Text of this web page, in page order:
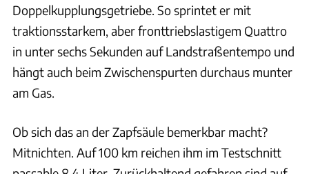
Doppelkupplungsgetriebe. So sprintet er mit
traktionsstarkem, aber fronttriebslastigem Quattro
in unter sechs Sekunden auf Landstraßentempo und
hängt auch beim Zwischenspurten durchaus munter
am Gas.
Ob sich das an der Zapfsäule bemerkbar macht?
Mitnichten. Auf 100 km reichen ihm im Testschnitt